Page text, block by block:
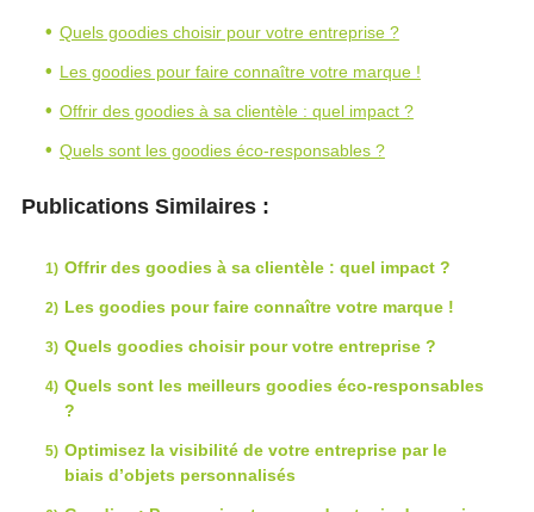
Quels goodies choisir pour votre entreprise ?
Les goodies pour faire connaître votre marque !
Offrir des goodies à sa clientèle : quel impact ?
Quels sont les goodies éco-responsables ?
Publications Similaires :
Offrir des goodies à sa clientèle : quel impact ?
Les goodies pour faire connaître votre marque !
Quels goodies choisir pour votre entreprise ?
Quels sont les meilleurs goodies éco-responsables
?
Optimisez la visibilité de votre entreprise par le
biais d’objets personnalisés